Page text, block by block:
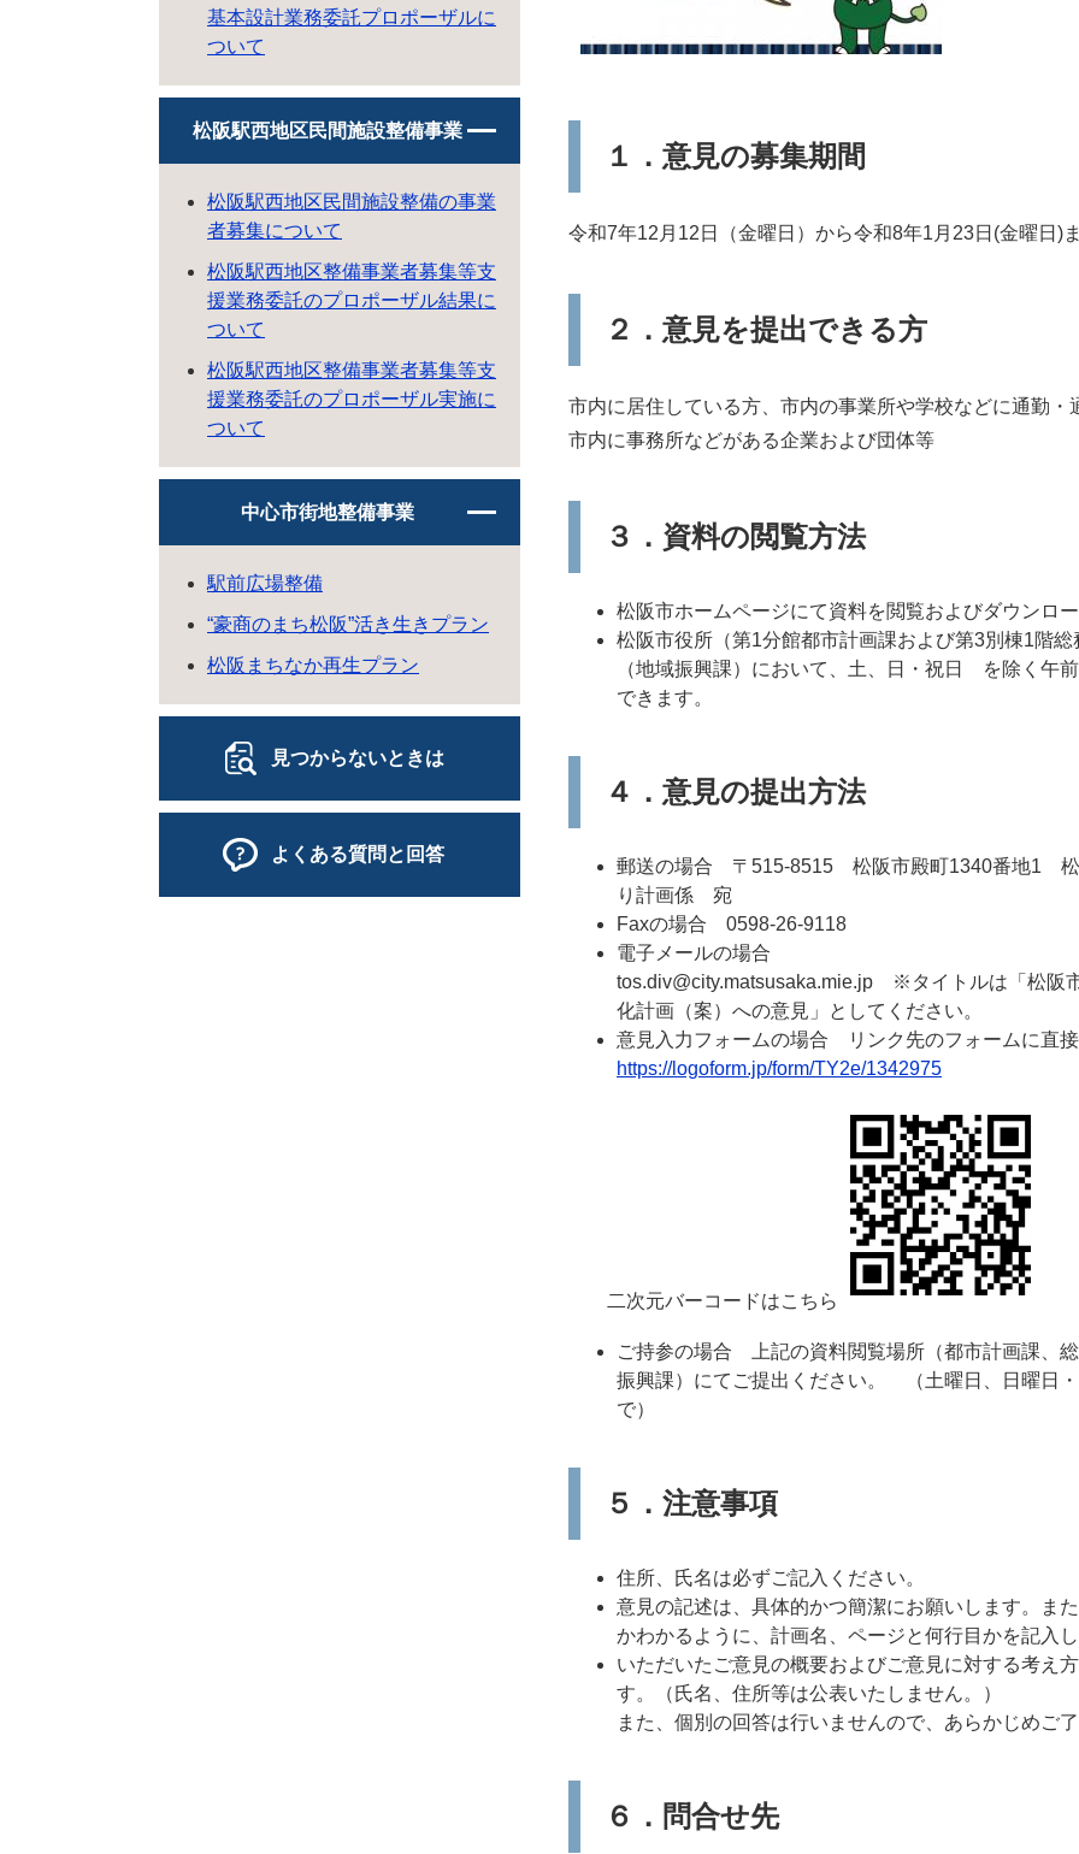
１．意見の募集期間
令和7年12月12日（金曜日）から令和8年1月23日(金曜日)
２．意見を提出できる方
市内に居住している方、市内の事業所や学校などに通勤・
市内に事務所などがある企業および団体等
３．資料の閲覧方法
松阪市ホームページにて資料を閲覧およびダウンロ
松阪市役所（第1分館都市計画課および第3別棟1階
（地域振興課）において、土、日・祝日 を除く午
できます。
４．意見の提出方法
郵送の場合 〒515-8515 松阪市殿町1340番地1
り計画係 宛
Faxの場合 0598-26-9118
電子メールの場合
tos.div@city.matsusaka.mie.jp ※タイトルは「松阪
化計画（案）への意見」としてください。
意見入力フォームの場合 リンク先のフォームに直
https://logoform.jp/form/TY2e/1342975
二次元バーコードはこちら
ご持参の場合 上記の資料閲覧場所（都市計画課、
振興課）にてご提出ください。 （土曜日、日曜日
で）
５．注意事項
住所、氏名は必ずご記入ください。
意見の記述は、具体的かつ簡潔にお願いします。ま
かわかるように、計画名、ページと何行目かを記入
いただいたご意見の概要およびご意見に対する考え
す。（氏名、住所等は公表いたしません。）
また、個別の回答は行いませんので、あらかじめご
６．問合せ先
基本設計業務委託プロポーザルに
ついて
松阪駅西地区民間施設整備事業
松阪駅西地区民間施設整備の事業
者募集について
松阪駅西地区整備事業者募集等支
援業務委託のプロポーザル結果に
ついて
松阪駅西地区整備事業者募集等支
援業務委託のプロポーザル実施に
ついて
中心市街地整備事業
駅前広場整備
“豪商のまち松阪”活き生きプラン
松阪まちなか再生プラン
見つからないときは
よくある質問と回答